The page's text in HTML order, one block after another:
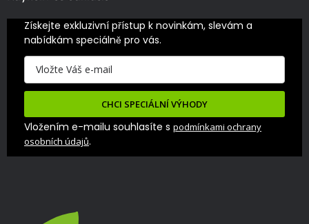
Získejte exkluzivní přístup k novinkám, slevám a
nabídkám speciálně pro vás.
CHCI SPECIÁLNÍ VÝHODY
Vložením e-mailu souhlasíte s podmínkami ochrany
osobních údajů.